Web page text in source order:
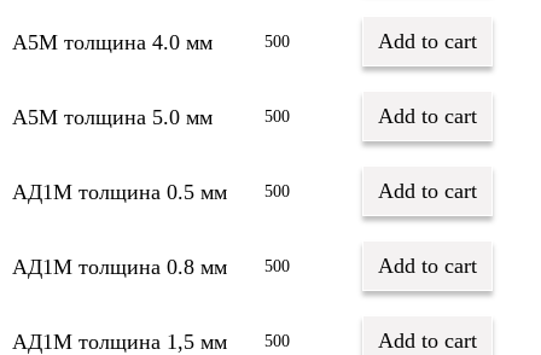
А5М толщина 4.0 мм 500 Add to cart
А5М толщина 5.0 мм 500 Add to cart
АД1М толщина 0.5 мм 500 Add to cart
АД1М толщина 0.8 мм 500 Add to cart
АД1М толщина 1,5 мм 500 Add to cart